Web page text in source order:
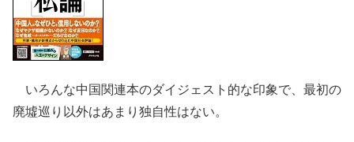
いろんな中国関連本のダイジェスト的な印象で、最初の
廃墟巡り以外はあまり独自性はない。